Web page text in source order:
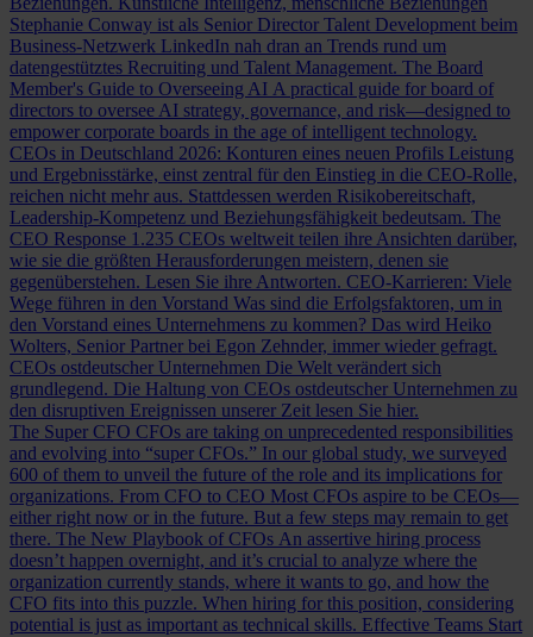
Stephanie Conway ist als Senior Director Talent Development beim
Business-Netzwerk LinkedIn nah dran an Trends rund um
datengestütztes Recruiting und Talent Management. The Board
Member's Guide to Overseeing AI A practical guide for board of
directors to oversee AI strategy, governance, and risk—designed to
empower corporate boards in the age of intelligent technology.
CEOs in Deutschland 2026: Konturen eines neuen Profils Leistung
und Ergebnisstärke, einst zentral für den Einstieg in die CEO-Rolle,
reichen nicht mehr aus. Stattdessen werden Risikobereitschaft,
Leadership-Kompetenz und Beziehungsfähigkeit bedeutsam. The
CEO Response 1.235 CEOs weltweit teilen ihre Ansichten darüber,
wie sie die größten Herausforderungen meistern, denen sie
gegenüberstehen. Lesen Sie ihre Antworten. CEO-Karrieren: Viele
Wege führen in den Vorstand Was sind die Erfolgsfaktoren, um in
den Vorstand eines Unternehmens zu kommen? Das wird Heiko
Wolters, Senior Partner bei Egon Zehnder, immer wieder gefragt.
CEOs ostdeutscher Unternehmen Die Welt verändert sich
grundlegend. Die Haltung von CEOs ostdeutscher Unternehmen zu
den disruptiven Ereignissen unserer Zeit lesen Sie hier.
The Super CFO CFOs are taking on unprecedented responsibilities
and evolving into “super CFOs.” In our global study, we surveyed
600 of them to unveil the future of the role and its implications for
organizations. From CFO to CEO Most CFOs aspire to be CEOs—
either right now or in the future. But a few steps may remain to get
there. The New Playbook of CFOs An assertive hiring process
doesn’t happen overnight, and it’s crucial to analyze where the
organization currently stands, where it wants to go, and how the
CFO fits into this puzzle. When hiring for this position, considering
potential is just as important as technical skills. Effective Teams Start